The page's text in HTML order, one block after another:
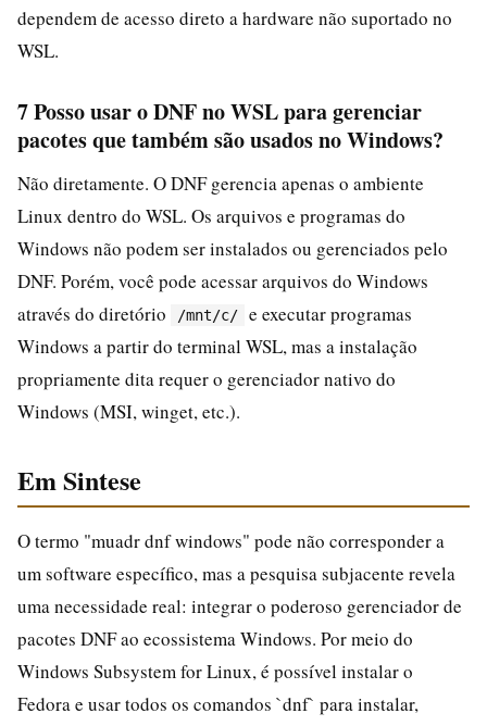
dependem de acesso direto a hardware não suportado no
WSL.
7 Posso usar o DNF no WSL para gerenciar
pacotes que também são usados no Windows?
Não diretamente. O DNF gerencia apenas o ambiente
Linux dentro do WSL. Os arquivos e programas do
Windows não podem ser instalados ou gerenciados pelo
DNF. Porém, você pode acessar arquivos do Windows
através do diretório
/mnt/c/
e executar programas
Windows a partir do terminal WSL, mas a instalação
propriamente dita requer o gerenciador nativo do
Windows (MSI, winget, etc.).
Em Sintese
O termo "muadr dnf windows" pode não corresponder a
um software específico, mas a pesquisa subjacente revela
uma necessidade real: integrar o poderoso gerenciador de
pacotes DNF ao ecossistema Windows. Por meio do
Windows Subsystem for Linux, é possível instalar o
Fedora e usar todos os comandos `dnf` para instalar,